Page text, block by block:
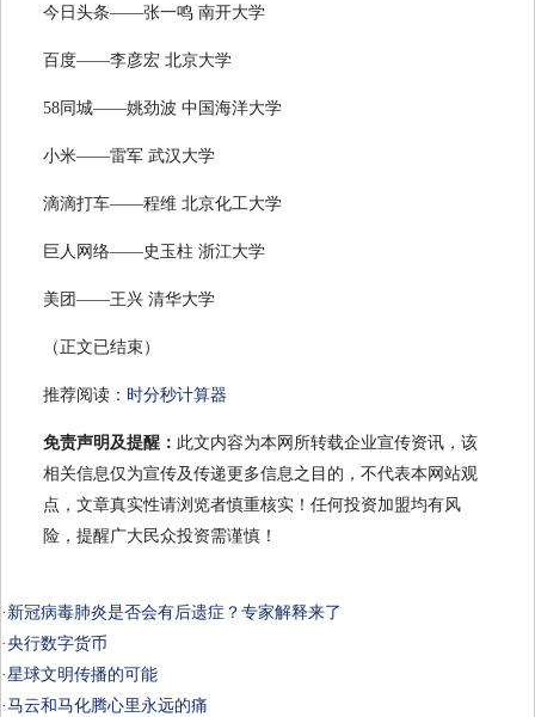
今日头条——张一鸣 南开大学
百度——李彦宏 北京大学
58同城——姚劲波 中国海洋大学
小米——雷军 武汉大学
滴滴打车——程维 北京化工大学
巨人网络——史玉柱 浙江大学
美团——王兴 清华大学
（正文已结束）
推荐阅读： 时分秒计算器
免责声明及提醒： 此文内容为本网所转载企业宣传资讯，该
相关信息仅为宣传及传递更多信息之目的，不代表本网站观
点，文章真实性请浏览者慎重核实！任何投资加盟均有风
险，提醒广大民众投资需谨慎！
· 新冠病毒肺炎是否会有后遗症？专家解释来了
·央行数字货币
·星球文明传播的可能
·马云和马化腾心里永远的痛